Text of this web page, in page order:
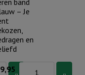
gekozen,
en
aantal
band
– Je
en
9,95
Stompkaars